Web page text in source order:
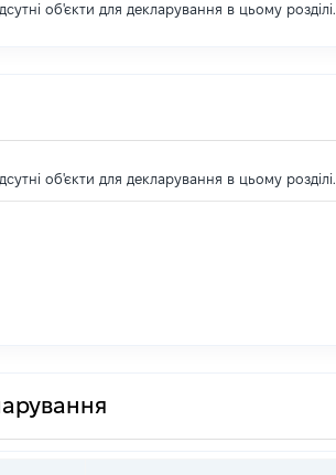
об'єкти для декларування в цьому розділі.
об'єкти для декларування в цьому розділі.